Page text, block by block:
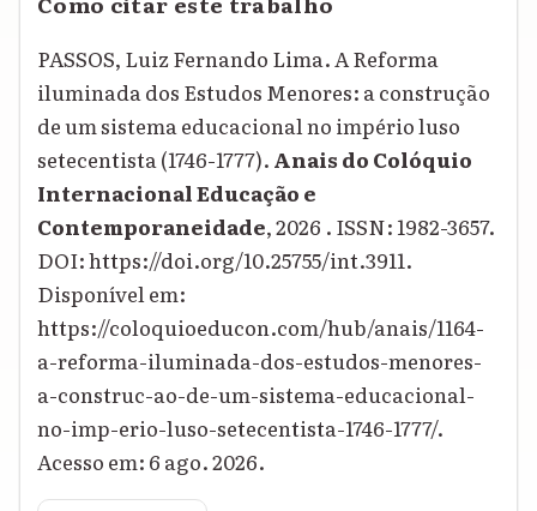
PASSOS, Luiz Fernando Lima. A Reforma
iluminada dos Estudos Menores: a construção
de um sistema educacional no império luso
setecentista (1746-1777). Anais do Colóquio
Internacional Educação e
Contemporaneidade, 2026 . ISSN: 1982-3657.
DOI: https://doi.org/10.25755/int.3911.
Disponível em:
https://coloquioeducon.com/hub/anais/1164-
a-reforma-iluminada-dos-estudos-menores-
a-construc-ao-de-um-sistema-educacional-
no-imp-erio-luso-setecentista-1746-1777/.
Acesso em: 6 ago. 2026.